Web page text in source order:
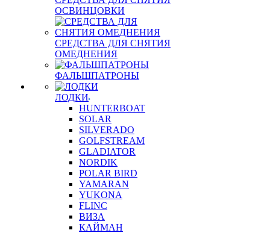
ОСВИНЦОВКИ
СРЕДСТВА ДЛЯ СНЯТИЯ
ОМЕДНЕНИЯ
ФАЛЬШПАТРОНЫ
ЛОДКИ
HUNTERBOAT
SOLAR
SILVERADO
GOLFSTREAM
GLADIATOR
NORDIK
POLAR BIRD
YAMARAN
YUKONA
FLINC
ВИЗА
КАЙМАН